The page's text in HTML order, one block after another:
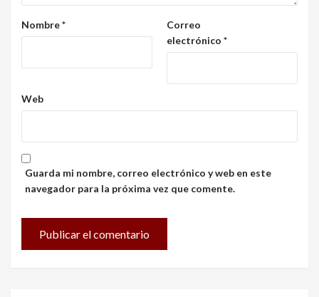
Nombre*
Correo
electrónico *
Web
Guarda mi nombre, correo electrónico y web en este
navegador para la próxima vez que comente.